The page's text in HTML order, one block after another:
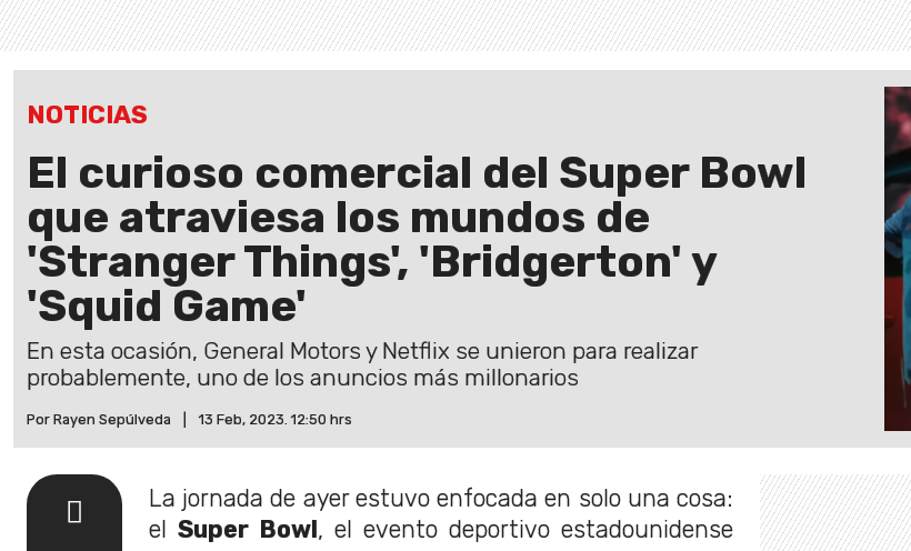
NOTICIAS
El curioso comercial del Super Bowl
que atraviesa los mundos de
'Stranger Things', 'Bridgerton' y
'Squid Game'
En esta ocasión, General Motors y Netflix se unieron para realizar
probablemente, uno de los anuncios más millonarios
Por Rayen Sepúlveda 13 Feb, 2023. 12:50 hrs
La jornada de ayer estuvo enfocada en solo una cosa:
el Super Bowl, el evento deportivo estadounidense